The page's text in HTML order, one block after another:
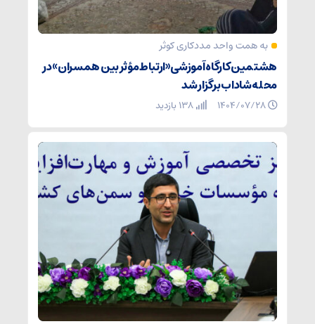
به همت واحد مددکاری کوثر
هشتمین کارگاه آموزشی «ارتباط مؤثر بین همسران» در
محله شاداب برگزار شد